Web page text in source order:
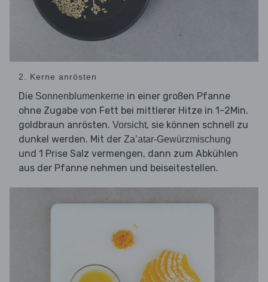
2. Kerne anrösten
Die Sonnenblumenkerne in einer großen Pfanne
ohne Zugabe von Fett bei mittlerer Hitze in 1–2Min.
goldbraun anrösten. Vorsicht, sie können schnell zu
dunkel werden. Mit der Za’atar-Gewürzmischung
und 1 Prise Salz vermengen, dann zum Abkühlen
aus der Pfanne nehmen und beiseitestellen.